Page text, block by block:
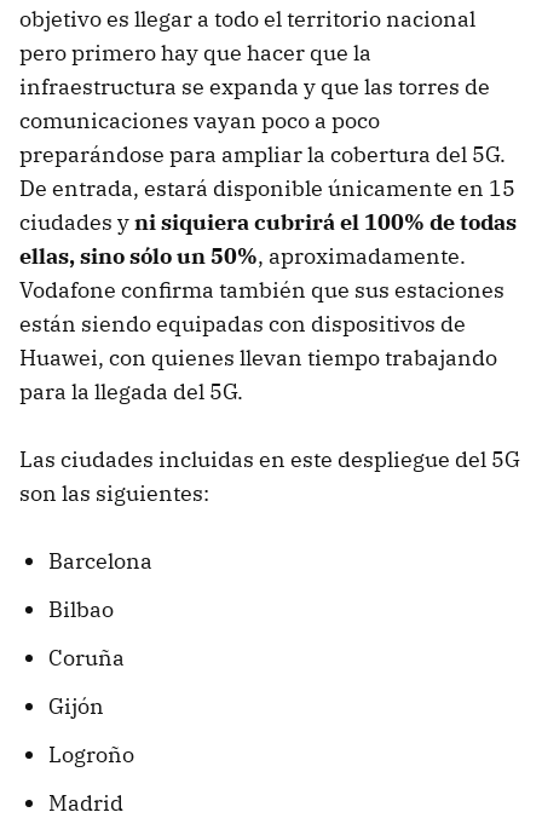
objetivo es llegar a todo el territorio nacional
pero primero hay que hacer que la
infraestructura se expanda y que las torres de
comunicaciones vayan poco a poco
preparándose para ampliar la cobertura del 5G.
De entrada, estará disponible únicamente en 15
ciudades yni siquiera cubrirá el 100% de todas
ellas, sino sólo un 50%, aproximadamente.
Vodafone confirma también que sus estaciones
están siendo equipadas con dispositivos de
Huawei, con quienes llevan tiempo trabajando
para la llegada del 5G.
Las ciudades incluidas en este despliegue del 5G
son las siguientes:
Barcelona
Bilbao
Coruña
Gijón
Logroño
Madrid